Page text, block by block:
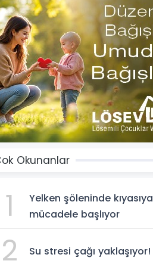
Okunanlar
1
Yelken şöleninde kıyasıya
mücadele başlıyor
2 Su stresi çağı yaklaşıyor!